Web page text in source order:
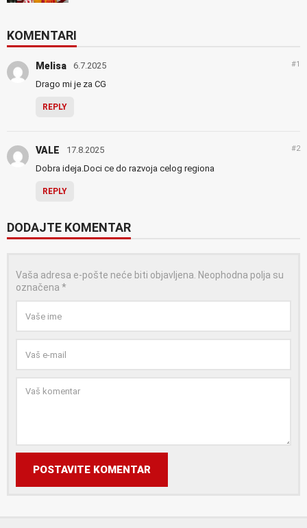
KOMENTARI
Melisa 6.7.2025 #1
Drago mi je za CG
REPLY
VALE 17.8.2025 #2
Dobra ideja.Doci ce do razvoja celog regiona
REPLY
DODAJTE KOMENTAR
Vaša adresa e-pošte neće biti objavljena. Neophodna polja su
označena *
POSTAVITE KOMENTAR